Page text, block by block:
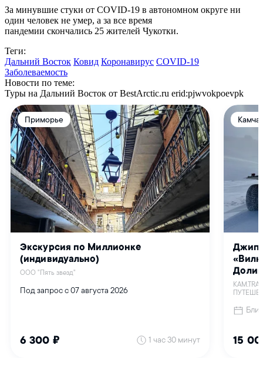
За минувшие стуки от COVID-19 в автономном округе ни
один человек не умер, а за все время
пандемии скончались 25 жителей Чукотки.
Теги:
Дальний Восток Ковид Коронавирус COVID-19
Заболеваемость
Новости по теме:
Туры на Дальний Восток от BestArctic.ru erid:pjwvokpoevpk